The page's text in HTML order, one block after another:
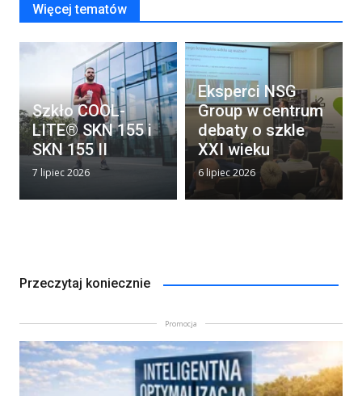
Więcej tematów
Szkło COOL-
LITE® SKN 155 i
SKN 155 II
7 lipiec 2026
Eksperci NSG
Group w centrum
debaty o szkle
XXI wieku
6 lipiec 2026
Przeczytaj koniecznie
Promocja